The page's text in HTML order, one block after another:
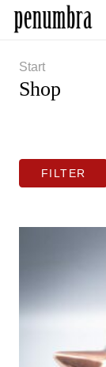
Start
Shop
FILTER